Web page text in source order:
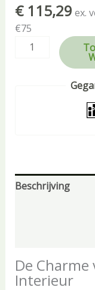
€115,29 ex.
€75
Beschrijving
De
Interieur